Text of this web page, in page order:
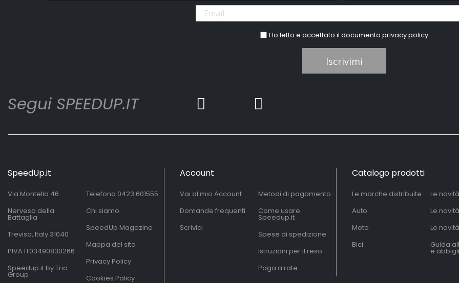
Ho letto e accettato il documentoprivacy policy
Iscrivimi
Segui SPEEDUP.IT
SpeedUp.it
Via Montello 46
Nervesa della
Battaglia
Treviso, Italy 31040
PIVA IT03490830266
Speedup.it by Trio
Group
Telefono 0423.601555
Chi siamo
SpeedUp Magazine
Mappa del sito
Privacy Policy
Cookies Policy
Account
Vai al mio Account
Domande frequenti
Scrivici
Metodi di pagamento
Come usare
Speedup.it
Spese di spedizione
Istruzioni per il reso
Paga a rate
Catalogo prodotti
Le marche distribuite
Auto
Moto
Bici
Le
Le
Le
Guida
e